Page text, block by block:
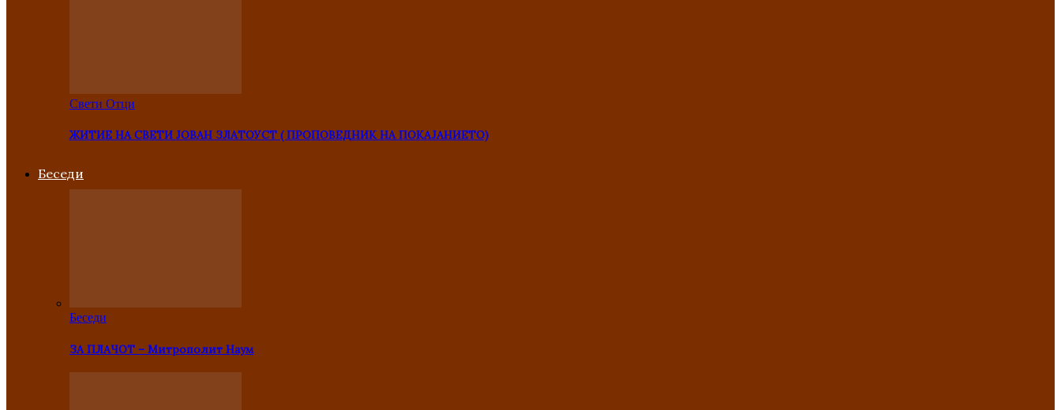
Свети Отци
ЖИТИЕ НА СВЕТИ ЈОВАН ЗЛАТОУСТ ( ПРОПОВЕДНИК НА ПОКАЈАНИЕТО)
Беседи
Беседи
ЗА ПЛАЧОТ – Митрополит Наум